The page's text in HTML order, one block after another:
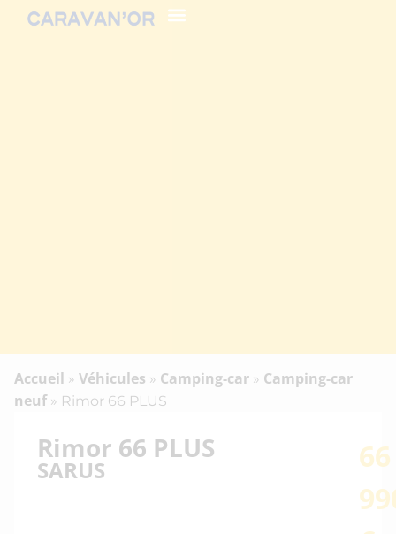
Accueil » Véhicules » Camping-car » Camping-car
neuf» Rimor 66 PLUS
Rimor 66 PLUS
SARUS
66